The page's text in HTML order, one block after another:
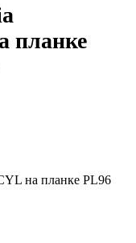
планке
на планке PL96